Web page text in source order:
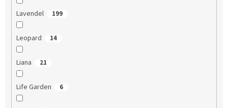
Lavendel 199
Leopard 14
Liana 21
Life Garden 6